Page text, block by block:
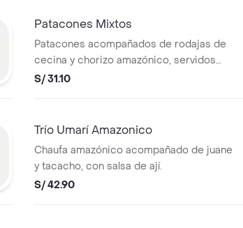
Patacones Mixtos
Patacones acompañados de rodajas de
cecina y chorizo amazónico, servidos
sobre hojas de lechuga.
S/ 31.10
Trío Umarí Amazonico
Chaufa amazónico acompañado de juane
y tacacho, con salsa de ají.
S/ 42.90